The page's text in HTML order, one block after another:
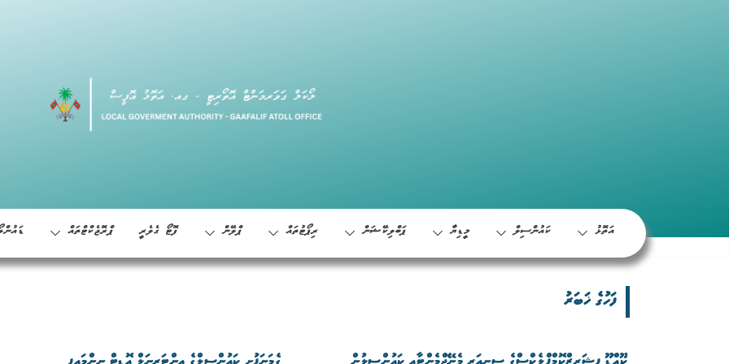
އަތޮޅު ކައުންސިލް މީޑިޔާ ޕަބްލިކޭޝަން ރިޕޯޓުތައް ޕްލޭން ފޮޓޯ ގެލެރީ ޕްރޮޖެކްޓްތައް
ފަހުގެ ޚަބަރު